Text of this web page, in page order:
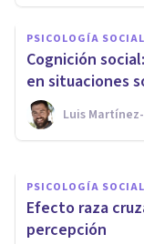
PSICOLOGÍA
Cognición
en situaciones
Luis
La teoría
de
Alex
PSICOLOGÍA
Efecto raza
percepción